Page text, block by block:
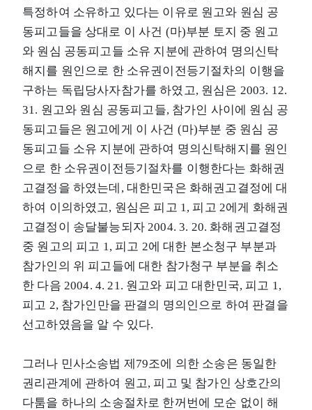
특정하여 소유하고 있다는 이유로 원고와 원심 공
동피고들을 상대로 이 사건 (마)부분 토지 중 원고
와 원심 공동피고들 소유 지분에 관하여 명의신탁
해지를 원인으로 한 소유권이전등기절차의 이행을
구하는 독립당사자참가를 하였고, 원심은 2003. 12.
31. 원고와 원심 공동피고들, 참가인 사이에 원심 공
동피고들은 원고에게 이 사건 (마)부분 중 원심 공
동피고들 소유 지분에 관하여 명의신탁해지를 원인
으로 한 소유권이전등기절차를 이행한다는 화해권
고결정을 하였는데, 대한민국은 화해권고결정에 대
하여 이의하였고, 원심은 피고 1, 피고 2에게 화해권
고결정이 송달불능되자 2004. 3. 20. 화해권고결정
중 원고의 피고 1, 피고 2에 대한 본소청구 부분과
참가인의 위 피고들에 대한 참가청구 부분을 취소
한 다음 2004. 4. 21. 원고와 피고 대한민국, 피고 1,
피고 2, 참가인만을 판결의 명의인으로 하여 판결을
선고하였음을 알 수 있다.
그러나 민사소송법 제79조에 의한 소송은 동일한
권리관계에 관하여 원고, 피고 및 참가인 상호간의
다툼을 하나의 소송절차로 한꺼번에 모순 없이 해